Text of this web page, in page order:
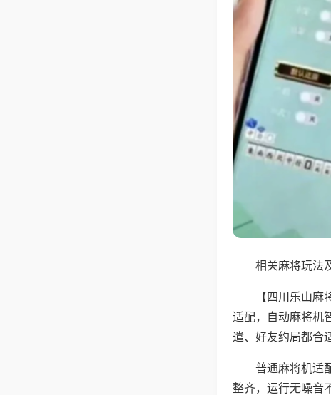
相关麻将玩法
【四川乐山
适配，自动麻将机
遣、好友约局都合
普通麻将机适
整齐，运行无噪音